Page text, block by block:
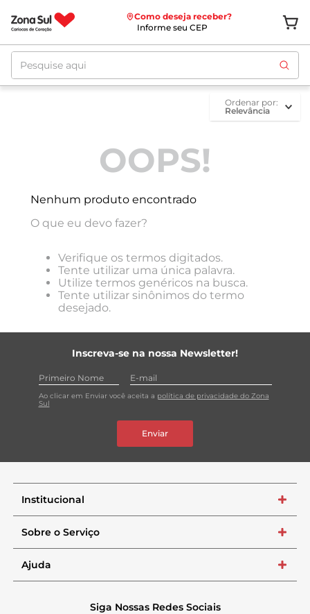
Como deseja receber?
Informe seu CEP
Pesquise aqui
ordenar por
Relevância
OOPS!
Nenhum produto encontrado
O que eu devo fazer?
Verifique os termos digitados.
Tente utilizar uma única palavra.
Utilize termos genéricos na busca.
Tente utilizar sinônimos do termo
desejado.
Inscreva-se na nossa Newsletter!
Ao clicar em Enviar você aceita a política de privacidade do Zona
Sul
Enviar
Institucional +
Sobre o Serviço +
Ajuda +
Siga Nossas Redes Sociais